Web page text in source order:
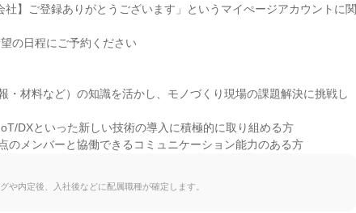
】ご登録ありがとうございます」というマイぺージアカウントに関
の日程にご予約ください
・材料など）の知識を活かし、モノづくり現場の課題解決に挑戦し
DXといった新しい技術の導入に積極的に取り組める方
のメンバーと協働できるコミュニケーション能力のある方
や内定後、入社後などに配属職種が確定します。